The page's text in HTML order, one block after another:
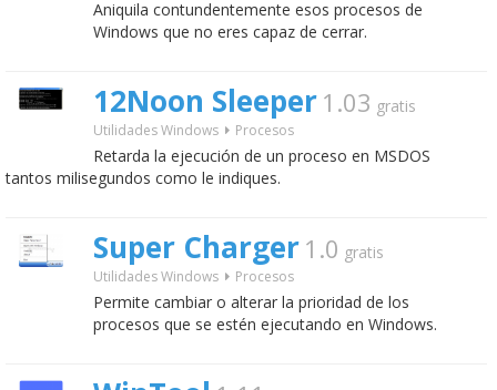
Aniquila contundentemente esos procesos de
Windows que no eres capaz de cerrar.
12Noon Sleeper 1.03 gratis
Utilidades Windows Procesos
Retarda la ejecución de un proceso en MSDOS
tantos milisegundos como le indiques.
Super Charger 1.0 gratis
Utilidades Windows Procesos
Permite cambiar o alterar la prioridad de los
procesos que se estén ejecutando en Windows.